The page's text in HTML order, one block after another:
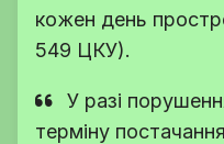
кожен день
549 ЦКУ).
У разі
терміну